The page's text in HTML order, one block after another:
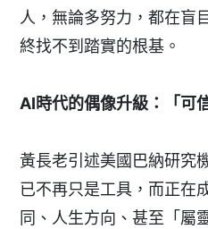
人，無論多努力，都在盲
終找不到踏實的根基。
AI時代的偶像升級：「可
黃長老引述美國巴納研究
已不再只是工具，而正在
同、人生方向、甚至「屬